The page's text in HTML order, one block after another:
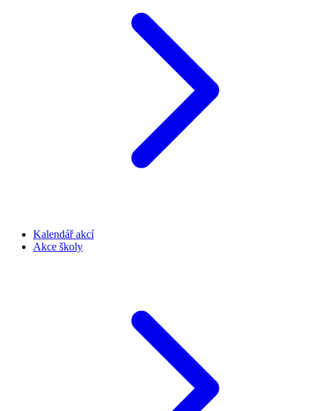
Kalendář akcí
Akce školy